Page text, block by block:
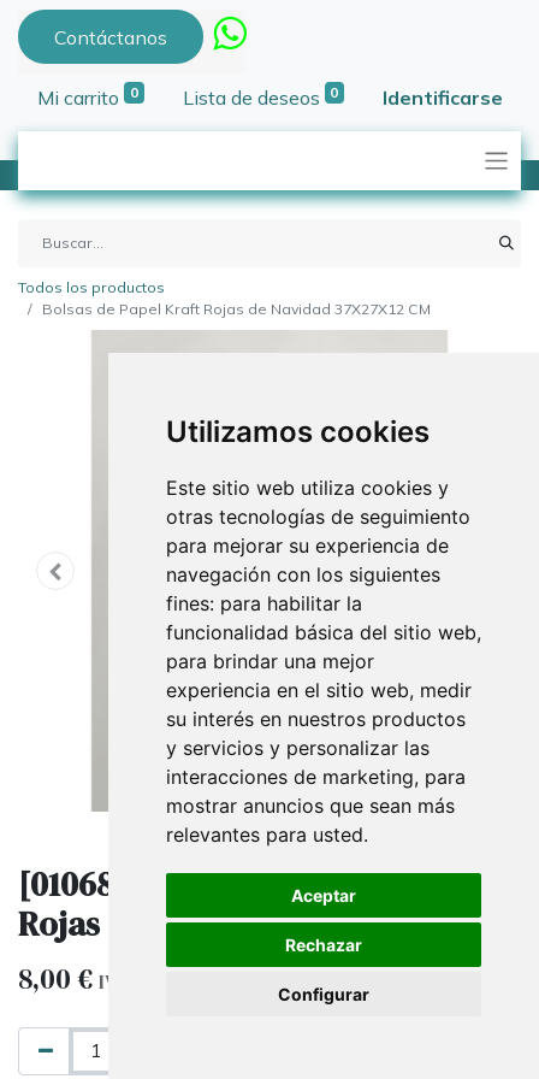
Utilizamos cookies
Este sitio web utiliza cookies y
otras tecnologías de seguimiento
para mejorar su experiencia de
navegación con los siguientes
fines: para habilitar la
funcionalidad básica del sitio web,
para brindar una mejor
experiencia en el sitio web, medir
su interés en nuestros productos
y servicios y personalizar las
interacciones de marketing, para
mostrar anuncios que sean más
relevantes para usted.
Aceptar
Rechazar
Configurar
Contáctanos
Mi carrito 0 Lista de deseos 0 Identificarse
Todos los productos
Bolsas de Papel Kraft Rojas de Navidad 37X27X12 CM
[010681] Bolsas de Papel Kraft
Rojas de Navidad 37X27X12 CM
8,00€ IVA excluido